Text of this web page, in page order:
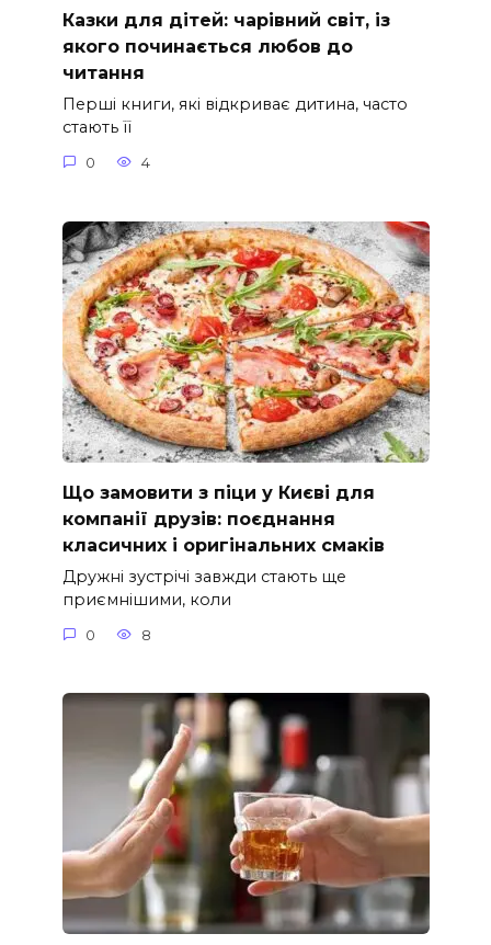
Казки для дітей: чарівний світ, із
якого починається любов до
читання
Перші книги, які відкриває дитина, часто
стають її
0 4
Що замовити з піци у Києві для
компанії друзів: поєднання
класичних і оригінальних смаків
Дружні зустрічі завжди стають ще
приємнішими, коли
0 8